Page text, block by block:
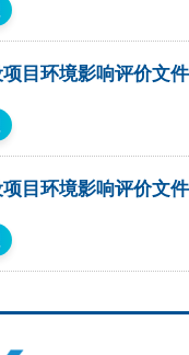
目环境影响评价文件
目环境影响评价文件